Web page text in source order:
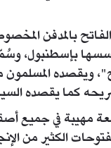
بالمدفن
أسسها بإسطنبول،
ويقصده
كما يقصده
مهيبة في جميع
الكثير من